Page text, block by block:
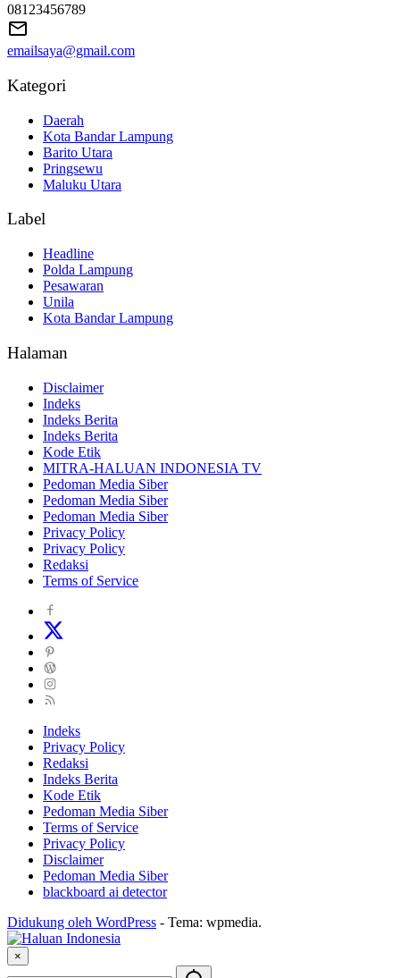
08123456789
emailsaya@gmail.com
Kategori
Daerah
Kota Bandar Lampung
Barito Utara
Pringsewu
Maluku Utara
Label
Headline
Polda Lampung
Pesawaran
Unila
Kota Bandar Lampung
Halaman
Disclaimer
Indeks
Indeks Berita
Indeks Berita
Kode Etik
MITRA-HALUAN INDONESIA TV
Pedoman Media Siber
Pedoman Media Siber
Pedoman Media Siber
Privacy Policy
Privacy Policy
Redaksi
Terms of Service
Indeks
Privacy Policy
Redaksi
Indeks Berita
Kode Etik
Pedoman Media Siber
Terms of Service
Privacy Policy
Disclaimer
Pedoman Media Siber
blackboard ai detector
Didukung oleh WordPress - Tema: wpmedia.
×